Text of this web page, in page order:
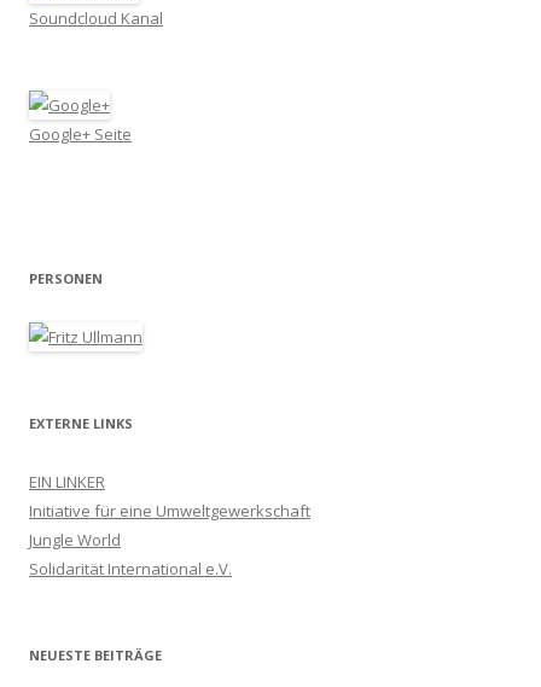
Soundcloud Kanal
Google+ Seite
PERSONEN
EXTERNE LINKS
EIN LINKER
Initiative für eine Umweltgewerkschaft
Jungle World
Solidarität International e.V.
NEUESTE BEITRÄGE